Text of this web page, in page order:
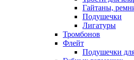
Гайтаны,
Подушечки
Лигатуры
Тромбонов
Флейт
Подушечки